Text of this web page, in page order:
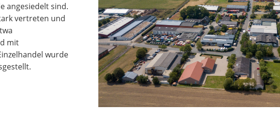
angesiedelt sind.
vertreten und
mit
wurde